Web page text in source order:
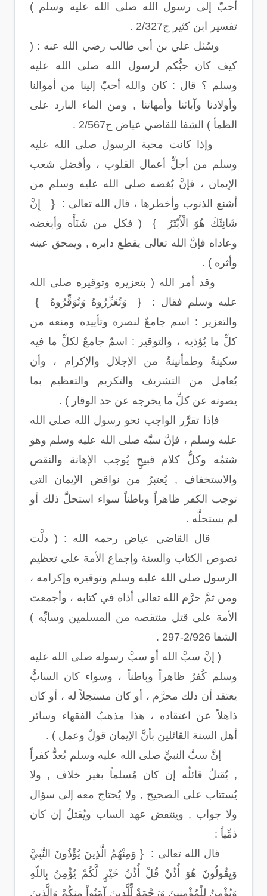
أحبّ إلى رسول الله صلى الله عليه وسلم )
تفسير ابن كثير ج2/327 .
وسُئل علي بن أبي طالب رضي الله عنه : (
كيف كان حبُّكم لرسول الله صلى الله عليه
وسلم ؟ قال : كان والله أحبّ إلينا من أموالنا
وأولادنا وآبائنا وأمهاتنا , ومن الماء البارد على
الظمأ ) الشفا للقاضي عياض ج2/567 .
وإذا كانت محبة الرسول صلى الله عليه
وسلم من أجلِّ أعمال القلوب ، وأفضل شعب
الإيمان ، فإنَّ بُغضه صلى الله عليه وسلم من
أشنع الذنوب وأخطرها ، قال الله تعالى : { إِنَّ
شَانِئَكَ هُوَ الْأَبْتَرُ } ( فكل من شَنَأَه وأبغضه
وعاداه فإنَّ الله تعالى يقطع دابره , ويمحق عينه
وأثره ) .
وقد أمر الله ( بتعزيره وتوقيره صلى الله
عليه وسلم فقال : { وَتُعَزِّرُوهُ وَتُوَقِّرُوهُ }
والتعزير : اسم جامعٌ لنصره وتأييده ومنعه من
كلِّ ما يُؤذيه ، والتوقير : اسمٌ جامعٌ لكلِّ ما فيه
سكينةٌ وطمأنينةٌ من الإجلال والإكرام ، وأن
يُعامل من التشريف والتكريم والتعظيم بما
يصونه عن كلِّ ما يخرجه عن حد الوقار ) .
فإذا تقرَّر الواجب نحو رسول الله صلى الله
عليه وسلم ، فإنَّ سبَّه صلى الله عليه وسلم وهو
شتمُه وكلُّ كلام قبيحٍ يُوجب الإهانة والنقص
والاستخفاف , يُعتبرُ من نواقض الإيمان التي
توجب الكفر ظاهراً وباطناً سواء استحلَّ ذلك أو
لم يستحلَّه .
قال القاضي عياض رحمه الله : ( دلَّت
نصوص الكتاب والسنة وإجماع الأمة على تعظيم
الرسول صلى الله عليه وسلم وتوقيره وإكرامه ،
ومن ثمَّ حرَّم الله تعالى أذاه في كتابه ، وأجمعت
الأمة على قتل منتقصه من المسلمين وسابِّه )
الشفا 2/926-297 .
( إنَّ سبَّ الله أو سبَّ رسوله صلى الله عليه
وسلم كُفرٌ ظاهراً وباطناً ، وسواء كان السابُّ
يعتقد أن ذلك محرَّم ، أو كان مستحِلاً له ، أو كان
ذاهلاً عن اعتقاده ، هذا مذهبُ الفقهاء وسائر
أهل السنة القائلين بأنَّ الإيمان قولٌ وعمل ) .
إنَّ سبَّ النبيِّ صلى الله عليه وسلم يُعدُّ كفراً
, يُقتلُ قائلُه إن كان مُسلماً بغير خلاف , ولا
يُستتاب على الصحيح , ولا يُحتاج معه إلى سؤال
ولا جواب , وينتقض عهد الساب ويُقتلُ إن كان
ذمِّياً :
قال الله تعالى : { وَمِنْهُمُ الَّذِينَ يُؤْذُونَ النَّبِيَّ
وَيِقُولُونَ هُوَ أُذُنٌ قُلْ أُذُنُ خَيْرٍ لَّكُمْ يُؤْمِنُ بِاللّهِ
وَيُؤْمِنُ لِلْمُؤْمِنِينَ وَرَحْمَةٌ لِّلَّذِينَ آمَنُواْ مِنكُمْ وَالَّذِينَ